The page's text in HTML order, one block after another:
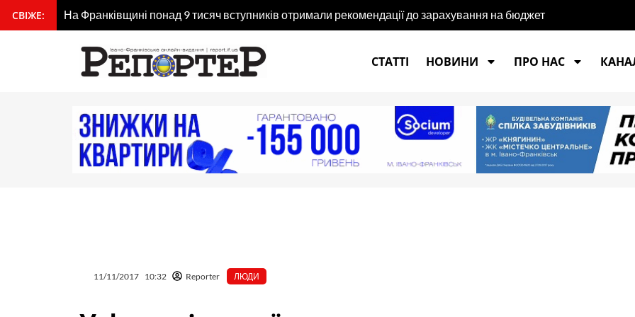
вмісту
СВІЖЕ: На Франківщині понад 9 тисяч вступників отримали рекомендації до зарахування на бюджет
СТАТТІ
НОВИНИ ПРО НАС
11/11/2017 10:32 Reporter ЛЮДИ